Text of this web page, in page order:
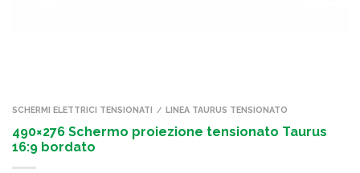
SCHERMI ELETTRICI TENSIONATI / LINEA TAURUS TENSIONATO
490×276 Schermo proiezione tensionato Taurus
16:9 bordato